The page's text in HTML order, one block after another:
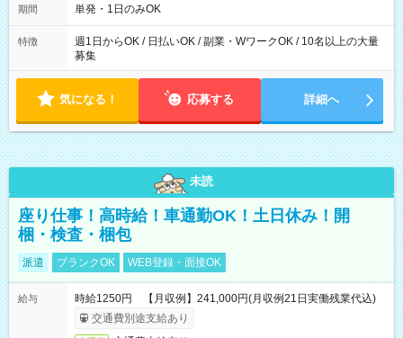
可能です！ ※1日あたりの最大実働時間は日勤、夜勤共に勤務し
期間 単発・1日のみOK
特徴
週1日からOK / 日払いOK / 副業・WワークOK / 10名以上の大量
募集
気になる！ 応募する 詳細へ
未読
座り仕事！高時給！車通勤OK！土日休み！開
梱・検査・梱包
派遣 ブランクOK WEB登録・面接OK
給与
時給1250円 【月収例】241,000円(月収例21日実働残業代込)
交通費別途支給あり